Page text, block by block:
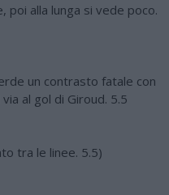
poi alla lunga si vede poco.
un contrasto fatale con
al gol di Giroud. 5.5
tra le linee. 5.5)